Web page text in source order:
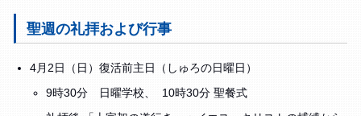
聖週の礼拝および行事
4月2日（日）復活前主日（しゅろの日曜日）
9時30分 日曜学校、 10時30分 聖餐式